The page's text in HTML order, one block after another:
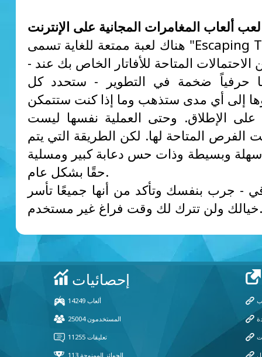
ألعاب المغامرات المجانية على الإنترنت
هناك لعبة ممتعة للغاية تسمى "Escaping The Prison"
- مع العديد من الاحتمالات المتاحة للأفاتار الخاص بك عند
حرفياً ضخمة في التطوير - ستحدد كل
إلى أي مدى ستذهب وما إذا كنت ستتمكن
الإطلاق. وحتى العملية نفسها ليست
الفرص المتاحة لها. لكن الطريقة التي يتم
سهلة وبسيطة وذات حس دعابة كبير ومسلية
حقًا بشكل عام.
- جرب بنفسك وتأكد من أنها جميعًا تأسر
خيالك ولن تترك لك وقت فراغ غير مستخدم.